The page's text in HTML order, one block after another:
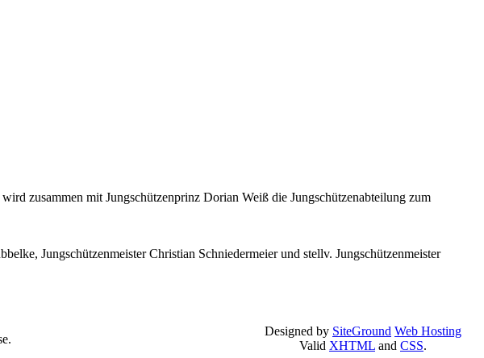
zusammen mit Jungschützenprinz Dorian Weiß die Jungschützenabteilung zum
Jungschützenmeister Christian Schniedermeier und stellv. Jungschützenmeister
Designed by SiteGround Web Hosting
Valid XHTML and CSS.